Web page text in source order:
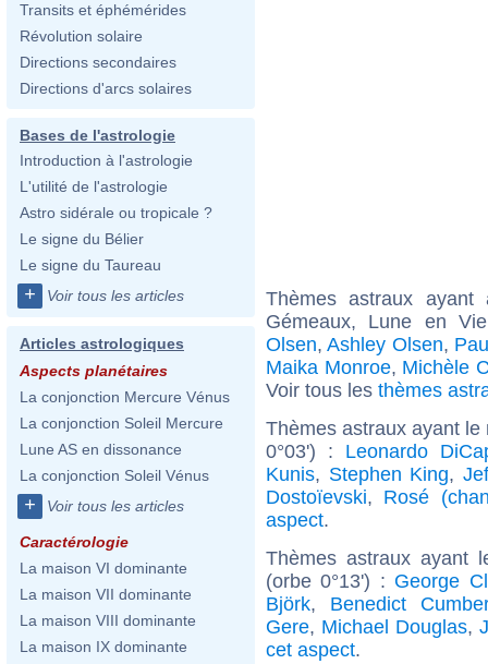
Transits et éphémérides
Révolution solaire
Directions secondaires
Directions d'arcs solaires
Bases de l'astrologie
Introduction à l'astrologie
L'utilité de l'astrologie
Astro sidérale ou tropicale ?
Le signe du Bélier
Le signe du Taureau
+ Voir tous les articles
Articles astrologiques
Aspects planétaires
La conjonction Mercure Vénus
La conjonction Soleil Mercure
Lune AS en dissonance
La conjonction Soleil Vénus
+ Voir tous les articles
Caractérologie
La maison VI dominante
La maison VII dominante
La maison VIII dominante
La maison IX dominante
Thèmes astraux
Gémeaux, Lune en
Olsen,Ashley Olsen,
Maika Monroe, Michèle
Voir tous les thèmes
Thèmes astraux ayant
0°03') : Leonardo
Kunis, Stephen King,
Dostoïevski, Rosé
aspect.
Thèmes astraux ayant
(orbe 0°13') : George
Björk, Benedict
Gere, Michael Douglas,
cet aspect.